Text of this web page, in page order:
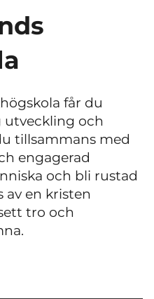
får du
och
tillsammans med
engagerad
och bli rustad
av en kristen
tro och